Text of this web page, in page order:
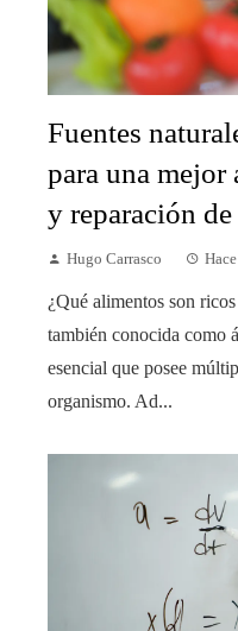
Fuentes
para una mejor
y reparación
Hugo Carrasco
¿Qué alimentos son
también conocida como
esencial que posee
organismo. Ad...